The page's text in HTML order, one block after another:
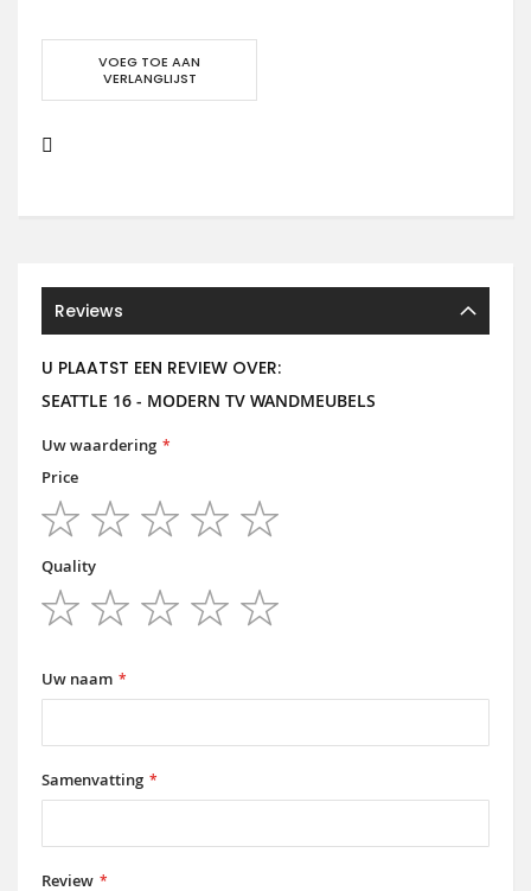
VOEG TOE AAN
VERLANGLIJST
Reviews
U PLAATST EEN REVIEW OVER:
SEATTLE 16 - MODERN TV WANDMEUBELS
Uw waardering
Price
star
stars
stars
stars
stars
Quality
Uw naam
Samenvatting
Review